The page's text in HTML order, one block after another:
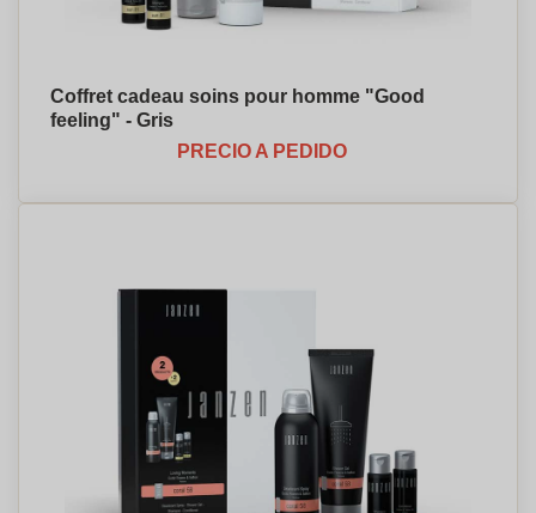
Coffret cadeau soins pour homme "Good
feeling" - Gris
PRECIO A PEDIDO